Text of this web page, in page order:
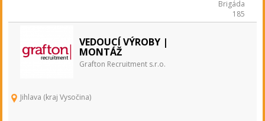
Brigáda
185
VEDOUCÍ VÝROBY |
MONTÁŽ
Grafton Recruitment s.r.o.
Jihlava (kraj Vysočina)